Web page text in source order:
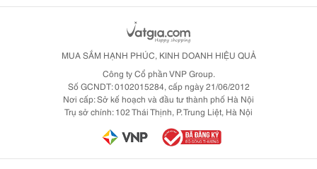
MUA SẮM HẠNH PHÚC, KINH DOANH HIỆU QUẢ
Công ty Cổ phần VNP Group.
Số GCNDT: 0102015284, cấp ngày 21/06/2012
Nơi cấp: Sở kế hoạch và đầu tư thành phố Hà Nội
Trụ sở chính: 102 Thái Thịnh, P. Trung Liệt, Hà Nội